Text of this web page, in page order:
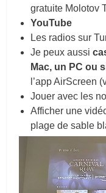
gratuite Molotov
YouTube
Les radios sur
Je peux aussi
Mac, un PC ou
l’app AirScreen
Jouer avec les
Afficher une
plage de sable